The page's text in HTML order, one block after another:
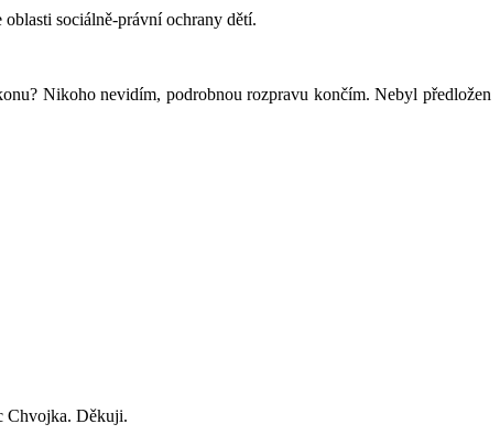
sociálně-právní ochrany dětí.
Nikoho nevidím, podrobnou rozpravu končím. Nebyl předložen
Chvojka. Děkuji.